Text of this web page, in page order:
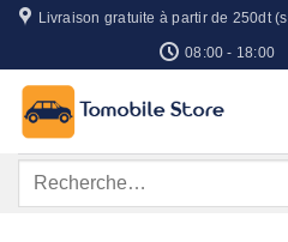
Passer
contenu
Livraison gratuite à partir de 250dt
08:00 - 18:00
Recherche